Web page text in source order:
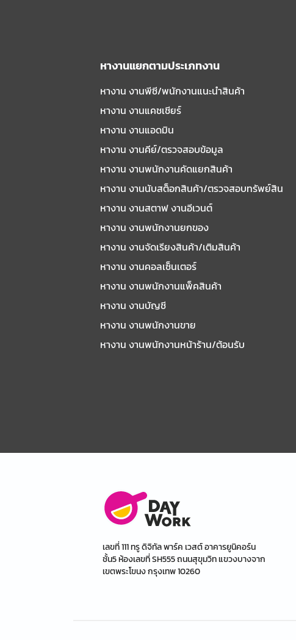
หางานแยกตามประเภทงาน
หางาน งานพีซี/พนักงานแนะนําสินค้า
หางาน งานแคชเชียร์
หางาน งานแอดมิน
หางาน งานคีย์/ตรวจสอบข้อมูล
หางาน งานพนักงานคัดแยกสินค้า
หางาน งานนับสต็อกสินค้า/ตรวจสอบทรัพย์สิน
หางาน งานสตาฟ งานอีเวนต์
หางาน งานพนักงานยกของ
หางาน งานจัดเรียงสินค้า/เติมสินค้า
หางาน งานคอลเซ็นเตอร์
หางาน งานพนักงานแพ็คสินค้า
หางาน งานบัญชี
หางาน งานพนักงานขาย
หางาน งานพนักงานหน้าร้าน/ต้อนรับ
เลขที่ 111 ทรู ดิจิทัล พาร์ค เวสต์ อาคารยูนิคอร์น
ชั้น5 ห้องเลขที่ SH555 ถนนสุขุมวิท แขวงบางจาก
เขตพระโขนง กรุงเทพ 10260